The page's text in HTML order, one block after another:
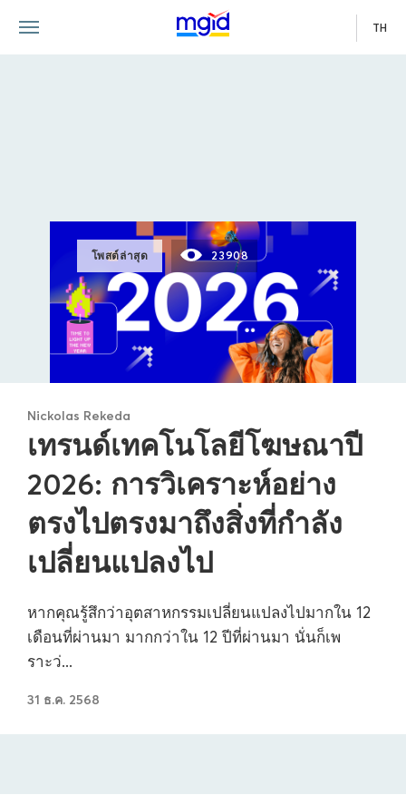
TH
โพสต์ล่าสุด 23908
Nickolas Rekeda
เทรนด์เทคโนโลยีโฆษณาปี
2026: การวิเคราะห์อย่าง
ตรงไปตรงมาถึงสิ่งที่กำลัง
เปลี่ยนแปลงไป
หากคุณรู้สึกว่าอุตสาหกรรมเปลี่ยนแปลงไปมากใน 12
เดือนที่ผ่านมา มากกว่าใน 12 ปีที่ผ่านมา นั่นก็เพ
ราะว่...
31 ธ.ค. 2568